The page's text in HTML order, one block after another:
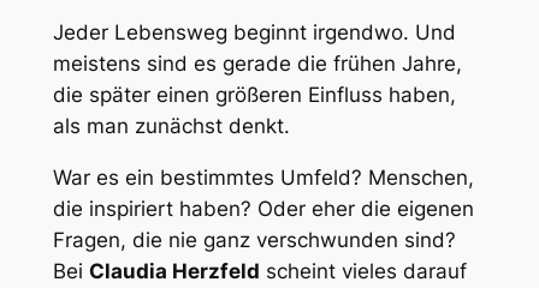
Jeder Lebensweg beginnt irgendwo. Und
meistens sind es gerade die frühen Jahre,
die später einen größeren Einfluss haben,
als man zunächst denkt.
War es ein bestimmtes Umfeld? Menschen,
die inspiriert haben? Oder eher die eigenen
Fragen, die nie ganz verschwunden sind?
Bei Claudia Herzfeld scheint vieles darauf